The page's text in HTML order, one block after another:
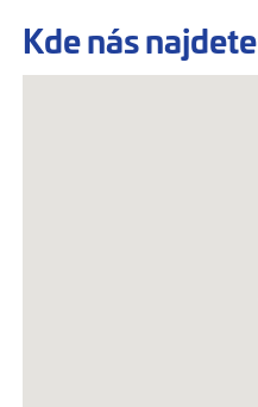
Kde nás najdete